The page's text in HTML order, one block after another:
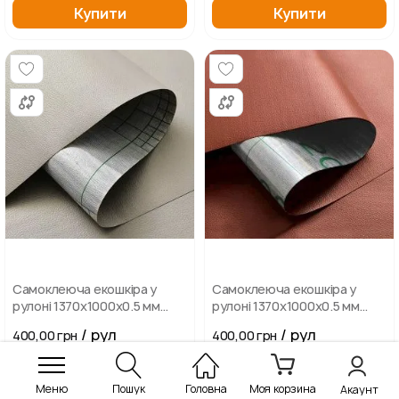
Меню Пошук Головна Моя корзина Акаунт
Купити Купити
Самоклеюча екошкіра у
рулоні 1370х1000х0.5 мм
400,00 грн / рул
Купити
Самоклеюча екошкіра у
рулоні 1370х1000х0.5 мм
400,00 грн / рул
Купити